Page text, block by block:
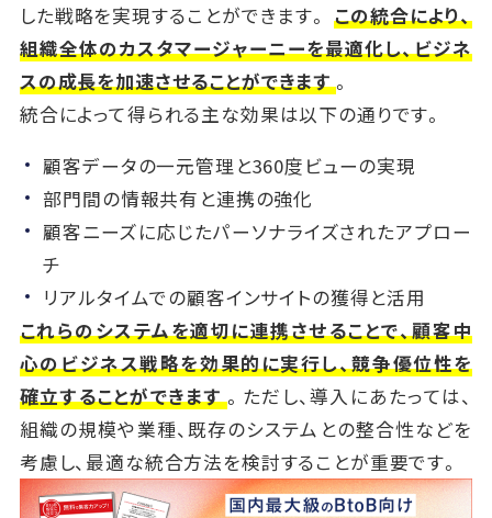
した戦略を実現することができます。 この統合により、
組織全体のカスタマージャーニーを最適化し、ビジネ
スの成長を加速させることができます。
統合によって得られる主な効果は以下の通りです。
顧客データの一元管理と360度ビューの実現
部門間の情報共有と連携の強化
顧客ニーズに応じたパーソナライズされたアプロー
チ
リアルタイムでの顧客インサイトの獲得と活用
これらのシステムを適切に連携させることで、顧客中
心のビジネス戦略を効果的に実行し、競争優位性を
確立することができます。ただし、導入にあたっては、
組織の規模や業種、既存のシステムとの整合性などを
考慮し、最適な統合方法を検討することが重要です。